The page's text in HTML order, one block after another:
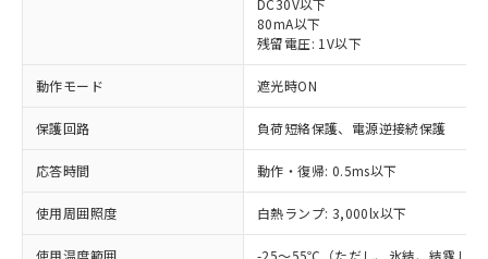
DC30V以下
80mA以下
残留電圧: 1V以下
動作モード 遮光時ON
保護回路 負荷短絡保護、電源逆接続保護
応答時間 動作・復帰: 0.5ms以下
使用周囲照度 白熱ランプ: 3,000lx以下
使用温度範囲 -25～55℃（ただし、氷結、結露しな
対応済み：EU RoHS指令（10物質）の
非含有に対応した製品が提供可能な商品で
す。